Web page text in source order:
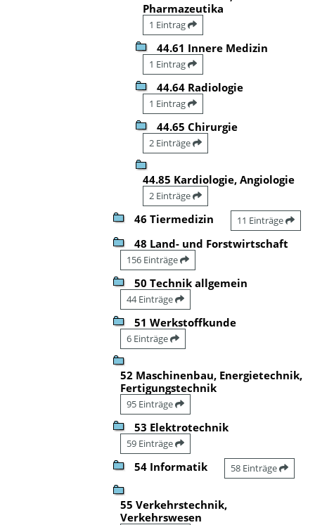
Pharmazeutika
1 Eintrag
44.61 Innere Medizin
1 Eintrag
44.64 Radiologie
1 Eintrag
44.65 Chirurgie
2 Einträge
44.85 Kardiologie, Angiologie
2 Einträge
46 Tiermedizin 11 Einträge
48 Land- und Forstwirtschaft
156 Einträge
50 Technik allgemein
44 Einträge
51 Werkstoffkunde
6 Einträge
52 Maschinenbau, Energietechnik,
Fertigungstechnik
95 Einträge
53 Elektrotechnik
59 Einträge
54 Informatik 58 Einträge
55 Verkehrstechnik,
Verkehrswesen